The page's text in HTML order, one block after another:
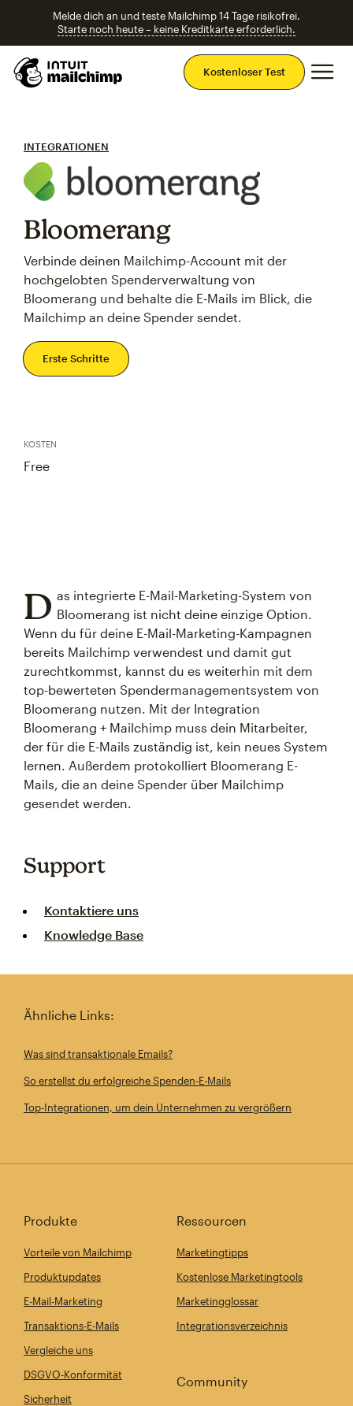
Melde dich an und teste Mailchimp 14 Tage risikofrei.
Starte noch heute – keine Kreditkarte erforderlich.
Kostenloser Test
INTEGRATIONEN
Bloomerang
Verbinde deinen Mailchimp-Account mit der
hochgelobten Spenderverwaltung von
Bloomerang und behalte die E‑Mails im Blick, die
Mailchimp an deine Spender sendet.
Erste Schritte
KOSTEN
Free
D as integrierte E-Mail-Marketing-System von
Bloomerang ist nicht deine einzige Option.
Wenn du für deine E-Mail-Marketing-Kampagnen
bereits Mailchimp verwendest und damit gut
zurechtkommst, kannst du es weiterhin mit dem
top-bewerteten Spendermanagementsystem von
Bloomerang nutzen. Mit der Integration
Bloomerang + Mailchimp muss dein Mitarbeiter,
der für die E-Mails zuständig ist, kein neues System
lernen. Außerdem protokolliert Bloomerang E-
Mails, die an deine Spender über Mailchimp
gesendet werden.
Support
Kontaktiere uns
Knowledge Base
Ähnliche Links:
Was sind transaktionale Emails?
So erstellst du erfolgreiche Spenden-E-Mails
Top-Integrationen, um dein Unternehmen zu vergrößern
Produkte
Vorteile von Mailchimp
Produktupdates
E-Mail-Marketing
Transaktions-E-Mails
Vergleiche uns
DSGVO-Konformität
Sicherheit
Ressourcen
Marketingtipps
Kostenlose Marketingtools
Marketingglossar
Integrationsverzeichnis
Community